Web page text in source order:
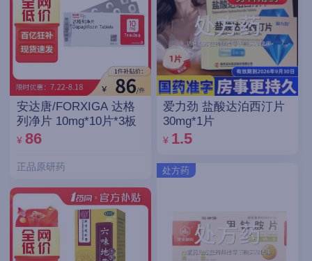
安达唐/FORXIGA 达格
列净片 10mg*10片*3板
¥ 86
正品原研药
爱力劲 盐酸达泊西汀片
30mg*1片
¥ 1.5
处方药